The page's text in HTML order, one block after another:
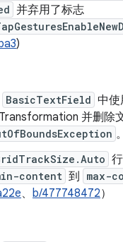
并弃用了标志
)
BasicTextField 中使
并删除
content 到 max-
、 b/477748472）